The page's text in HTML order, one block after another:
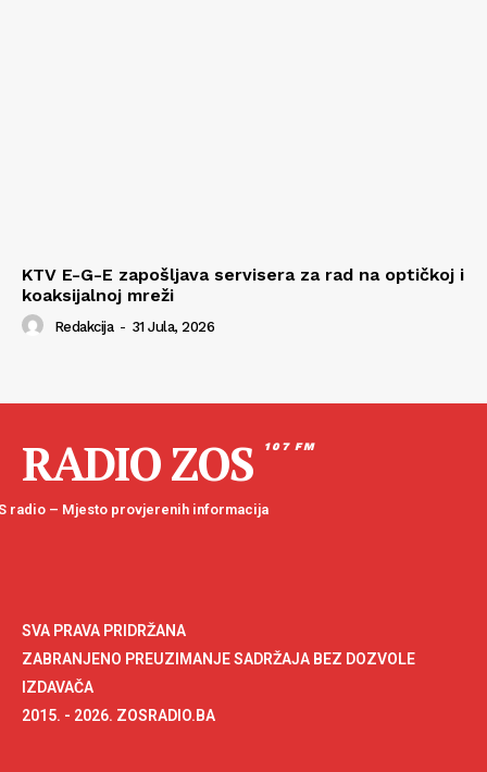
KTV E-G-E zapošljava servisera za rad na optičkoj i
koaksijalnoj mreži
Redakcija - 31 Jula, 2026
RADIO ZOS 107 FM
radio – Mjesto provjerenih informacija
SVA PRAVA PRIDRŽANA
ZABRANJENO PREUZIMANJE SADRŽAJA BEZ DOZVOLE
IZDAVAČA
2015. - 2026. ZOSRADIO.BA